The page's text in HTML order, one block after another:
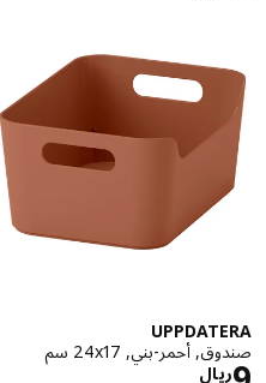
UPPDATERA
صندوق, أحمر-بني, ‎24x17 سم‏
ريال